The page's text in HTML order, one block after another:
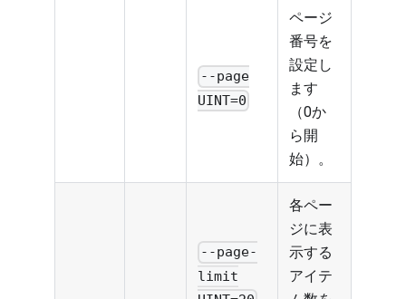
--page
UINT=0
ページ
番号を
設定し
ます
（0か
ら開
始）。
--page-
limit
各ペー
ジに表
示する
アイテ